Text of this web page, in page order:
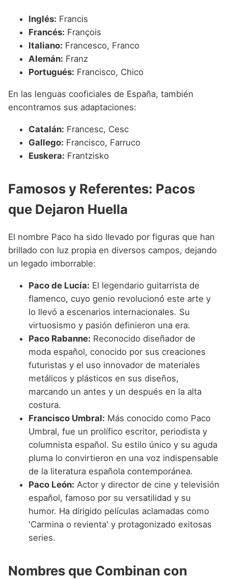
Inglés: Francis
Francés: François
Italiano: Francesco, Franco
Alemán: Franz
Portugués: Francisco, Chico
En las lenguas cooficiales de España, también
encontramos sus adaptaciones:
Catalán: Francesc, Cesc
Gallego: Francisco, Farruco
Euskera: Frantzisko
Famosos y Referentes: Pacos
que Dejaron Huella
El nombre Paco ha sido llevado por figuras que han
brillado con luz propia en diversos campos, dejando
un legado imborrable:
Paco de Lucía: El legendario guitarrista de
flamenco, cuyo genio revolucionó este arte y
lo llevó a escenarios internacionales. Su
virtuosismo y pasión definieron una era.
Paco Rabanne: Reconocido diseñador de
moda español, conocido por sus creaciones
futuristas y el uso innovador de materiales
metálicos y plásticos en sus diseños,
marcando un antes y un después en la alta
costura.
Francisco Umbral: Más conocido como Paco
Umbral, fue un prolífico escritor, periodista y
columnista español. Su estilo único y su aguda
pluma lo convirtieron en una voz indispensable
de la literatura española contemporánea.
Paco León: Actor y director de cine y televisión
español, famoso por su versatilidad y su
humor. Ha dirigido películas aclamadas como
'Carmina o revienta' y protagonizado exitosas
series.
Nombres que Combinan con